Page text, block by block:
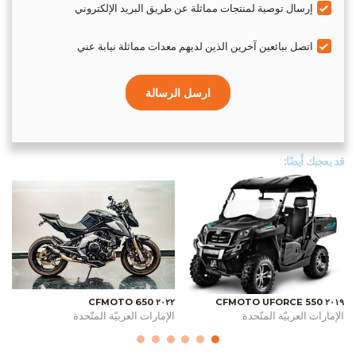
إرسال توصية لمنتجات مماثلة عن طريق البريد الإلكتروني
اتصل ببائعين آخرين الذين لديهم معدات مماثلة نيابة عني
ارسل الرسالة
قد يعجبك أيضًا:
٢٠١٩ CFMOTO UFORCE 550
الإمارات العربيّة المتّحدة
٢٠٢٢ CFMOTO 650
الإمارات العربيّة المتّحدة